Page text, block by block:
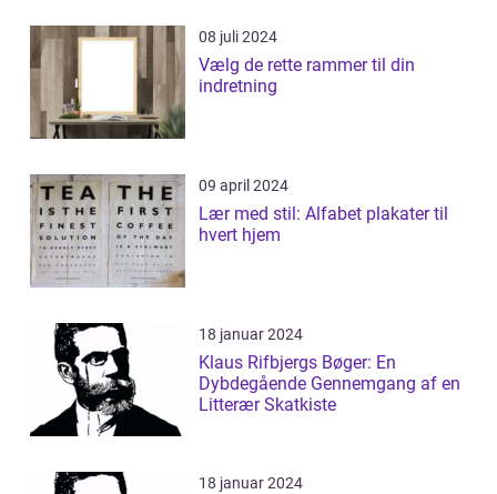
08 juli 2024
Vælg de rette rammer til din
indretning
09 april 2024
Lær med stil: Alfabet plakater til
hvert hjem
18 januar 2024
Klaus Rifbjergs Bøger: En
Dybdegående Gennemgang af en
Litterær Skatkiste
18 januar 2024